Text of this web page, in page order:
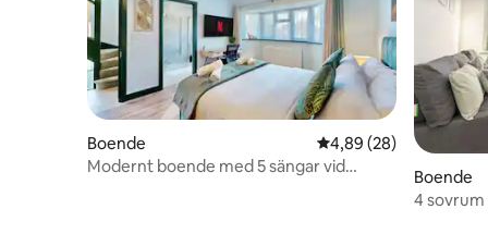
Boende 4,89 av 5 i
4,89 (28)
Modernt boende med 5 sängar vid
Boende
4 sovrum